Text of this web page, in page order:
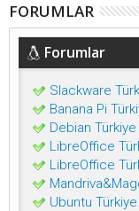
FORUMLAR
Forumlar
Slackware
Banana Pi
Debian
LibreOffice
LibreOffice
Ubuntu